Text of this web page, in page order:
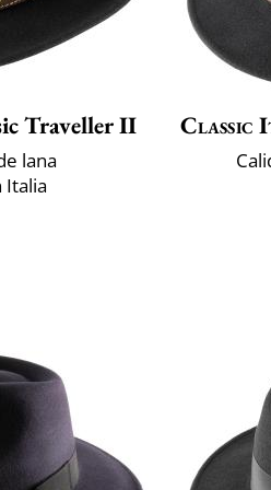
Traveller II
lana
Italia
Classic